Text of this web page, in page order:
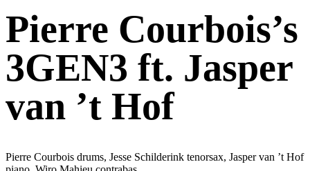
Pierre Courbois’s
3GEN3 ft. Jasper
van ’t Hof
Pierre Courbois drums, Jesse Schilderink tenorsax, Jasper van ’t Hof